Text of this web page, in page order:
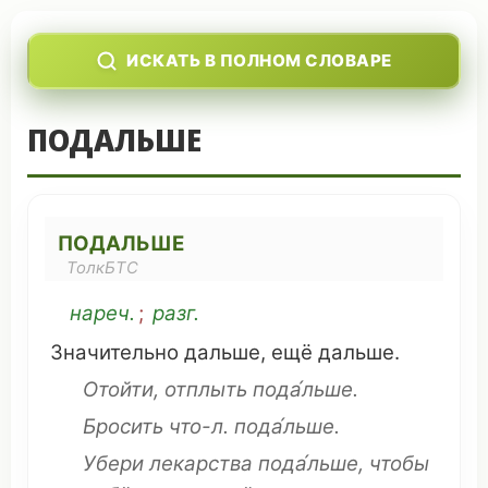
ИСКАТЬ В ПОЛНОМ СЛОВАРЕ
ПОДАЛЬШЕ
ПОДАЛЬШЕ
ТолкБТС
нареч. ; разг.
Значительно дальше, ещё дальше.
Отойти, отплыть пода́льше.
Бросить что-л. пода́льше.
Убери лекарства пода́льше, чтобы